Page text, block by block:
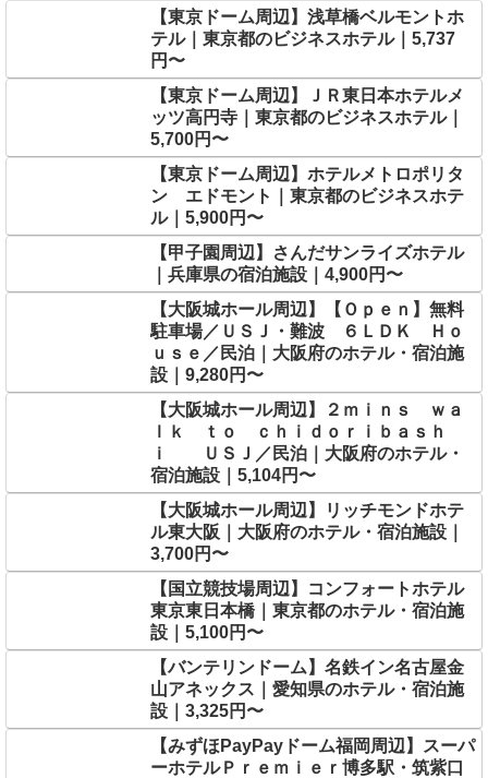
【東京ドーム周辺】浅草橋ベルモントホ
テル｜東京都のビジネスホテル｜5,737
円〜
【東京ドーム周辺】ＪＲ東日本ホテルメ
ッツ高円寺｜東京都のビジネスホテル｜
5,700円〜
【東京ドーム周辺】ホテルメトロポリタ
ン エドモント｜東京都のビジネスホテ
ル｜5,900円〜
【甲子園周辺】さんだサンライズホテル
｜兵庫県の宿泊施設｜4,900円〜
【大阪城ホール周辺】【Ｏｐｅｎ】無料
駐車場／ＵＳＪ・難波 ６ＬＤＫ Ｈｏ
ｕｓｅ／民泊｜大阪府のホテル・宿泊施
設｜9,280円〜
【大阪城ホール周辺】２ｍｉｎｓ ｗａ
ｌｋ ｔｏ ｃｈｉｄｏｒｉｂａｓｈ
ｉ ＵＳＪ／民泊｜大阪府のホテル・
宿泊施設｜5,104円〜
【大阪城ホール周辺】リッチモンドホテ
ル東大阪｜大阪府のホテル・宿泊施設｜
3,700円〜
【国立競技場周辺】コンフォートホテル
東京東日本橋｜東京都のホテル・宿泊施
設｜5,100円〜
【バンテリンドーム】名鉄イン名古屋金
山アネックス｜愛知県のホテル・宿泊施
設｜3,325円〜
【みずほPayPayドーム福岡周辺】スーパ
ーホテルＰｒｅｍｉｅｒ博多駅・筑紫口